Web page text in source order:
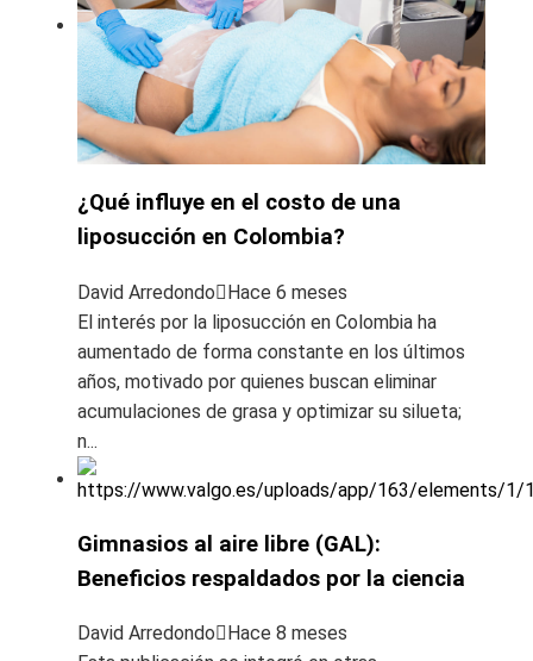
¿Qué influye en el costo de una
liposucción en Colombia?
David Arredondo
Hace 6 meses
El interés por la liposucción en Colombia ha
aumentado de forma constante en los últimos
años, motivado por quienes buscan eliminar
acumulaciones de grasa y optimizar su silueta;
n...
Gimnasios al aire libre (GAL):
Beneficios respaldados por la ciencia
David Arredondo
Hace 8 meses